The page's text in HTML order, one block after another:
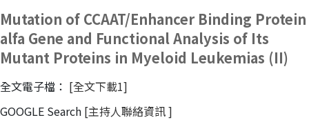
Mutation of CCAAT/Enhancer Binding Protein
alfa Gene and Functional Analysis of Its
Mutant Proteins in Myeloid Leukemias (II)
全文電子檔： [全文下載1]
GOOGLE Search [主持人聯絡資訊]